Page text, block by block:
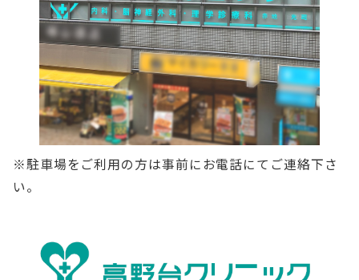
※駐車場をご利用の方は事前にお電話にてご連絡下さ
い。